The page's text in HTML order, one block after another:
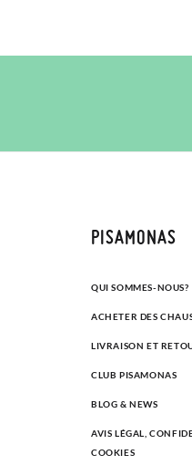
PISAMONAS
QUI SOMMES-NOUS?
ACHETER DES
LIVRAISON ET
CLUB PISAMONAS
BLOG & NEWS
AVIS LÉGAL,
COOKIES